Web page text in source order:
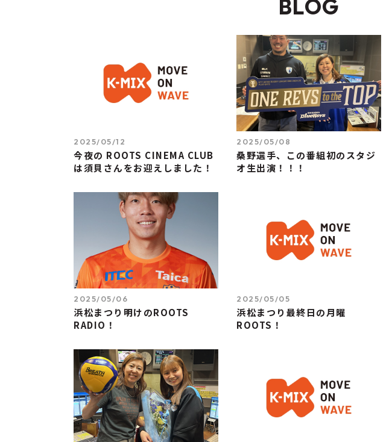
BLOG
2025/05/12
今夜の ROOTS CINEMA CLUB
は須貝さんをお迎えしました！
2025/05/08
桑野選手、この番組初のスタジ
オ生出演！！！
2025/05/06
浜松まつり明けのROOTS
RADIO！
2025/05/05
浜松まつり最終日の月曜
ROOTS！